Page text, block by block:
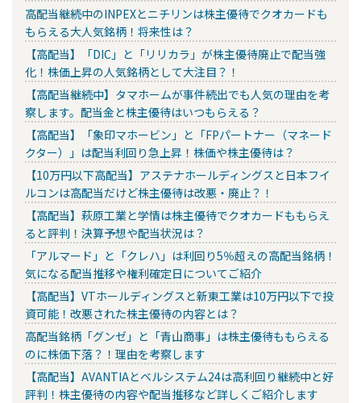
高配当継続中のINPEXとニチリンは株主優待でクオカードも
もらえる大人気銘柄！将来性は？
【高配当】「DIC」と「リリカラ」が株主優待廃止で配当強
化！株価上昇の人気銘柄として大注目？！
【高配当継続中】タマホームが事件続出でも人気の理由を考
察します。配当金と株主優待はいつもらえる？
【高配当】「象印マホービン」と「FPパートナー（マネード
クター）」は配当利回り急上昇！株価や株主優待は？
【10万円以下高配当】アステナホールディングスと日本フイ
ルコンは高配当だけど株主優待は改悪・廃止？！
【高配当】萩原工業と学情は株主優待でクオカードももらえ
ると評判！決算予想や配当状況は？
「アルマード」と「クレハ」は利回り5％超えの高配当銘柄！
気になる配当推移や権利確定日についてご紹介
【高配当】VTホールディングスと新東工業は10万円以下で投
資可能！改悪された株主優待の内容とは？
高配当銘柄「グンゼ」と「青山商事」は株主優待ももらえる
のに株価下落？！理由を考察します
【高配当】AVANTIAとベルシステム24は高利回り継続中と好
評判！株主優待の内容や配当推移など詳しくご紹介します